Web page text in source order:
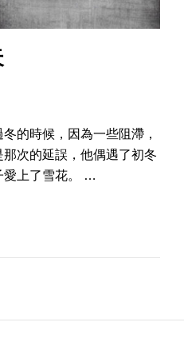
的時候，因為一些阻滯，
次的延誤，他偶遇了初冬
愛上了雪花。 …